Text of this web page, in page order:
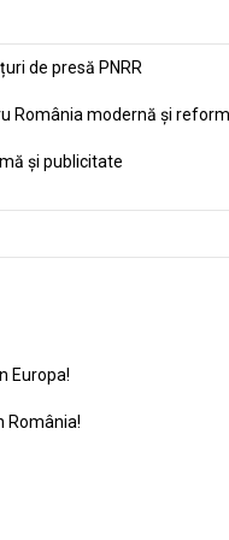
de presă PNRR
România modernă și
și publicitate
Europa!
România!